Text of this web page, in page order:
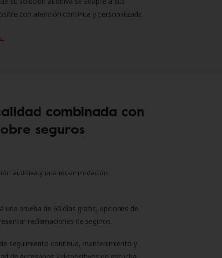
con atención continua y personalizada.
combinada con
seguros
auditiva y una recomendación
una prueba de 60 días gratis, opciones de
reclamaciones de seguros.
seguimiento continua, mantenimiento y